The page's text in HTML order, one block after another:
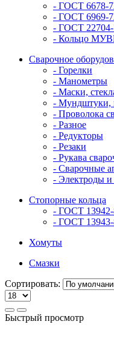
- ГОСТ 6678-
- ГОСТ 6969-
- ГОСТ
- Кольцо
Сварочное
- Горелки
- Манометры
- Маски,
- Мундштуки,
- Проволока
- Разное
- Редукторы
- Резаки
- Рукава
- Сварочные
- Электроды и
Стопорные кольца
- ГОСТ
- ГОСТ
Хомуты
Смазки
Сортировать:
Быстрый просмотр